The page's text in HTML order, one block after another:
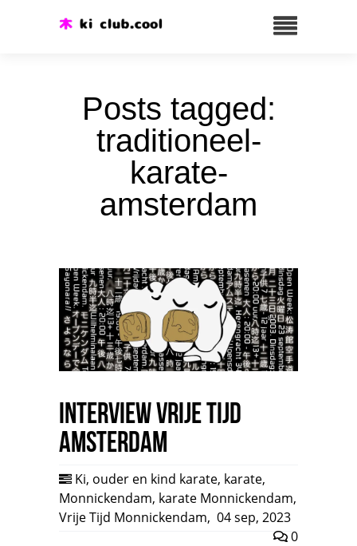
Posts tagged:
traditioneel-
karate-
amsterdam
Interview Vrije Tijd
Amsterdam
Ki, ouder en kind karate, karate,
Monnickendam, karate Monnickendam,
Vrije Tijd Monnickendam, 04 sep, 2023
0